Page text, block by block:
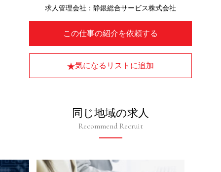
この仕事の紹介を依頼する
気になるリストに追加
求人管理会社：静銀総合サービス株式会社
同じ地域の求人
Recommend Recruit